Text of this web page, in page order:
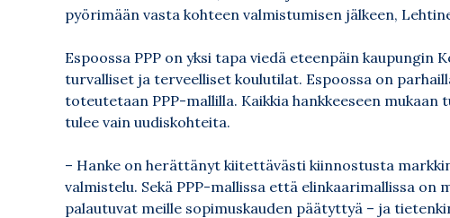
pyörimään vasta kohteen valmistumisen jälkeen,
Espoossa PPP on yksi tapa viedä eteenpäin
turvalliset ja terveelliset koulutilat. Espoossa on
toteutetaan PPP-mallilla. Kaikkia hankkeeseen
tulee vain uudiskohteita.
– Hanke on herättänyt kiitettävästi kiinnostusta
valmistelu. Sekä PPP-mallissa että elinkaarimallissa
palautuvat meille sopimuskauden päätyttyä – ja